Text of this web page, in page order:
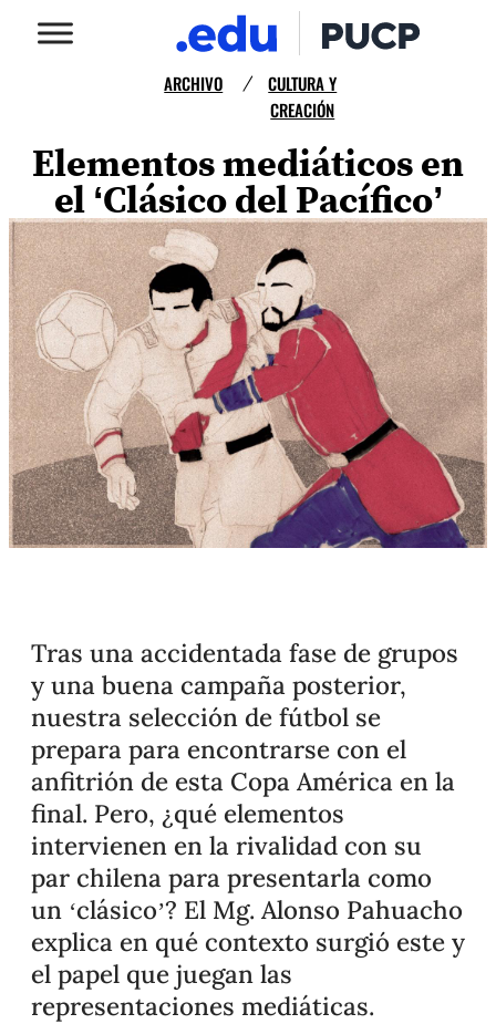
ARCHIVO /
CULTURA Y
CREACIÓN
Elementos mediáticos en
el ‘Clásico del Pacífico’
Tras una accidentada fase de grupos
y una buena campaña posterior,
nuestra selección de fútbol se
prepara para encontrarse con el
anfitrión de esta Copa América en la
final. Pero, ¿qué elementos
intervienen en la rivalidad con su
par chilena para presentarla como
un ‘clásico’? El Mg. Alonso Pahuacho
explica en qué contexto surgió este y
el papel que juegan las
representaciones mediáticas.